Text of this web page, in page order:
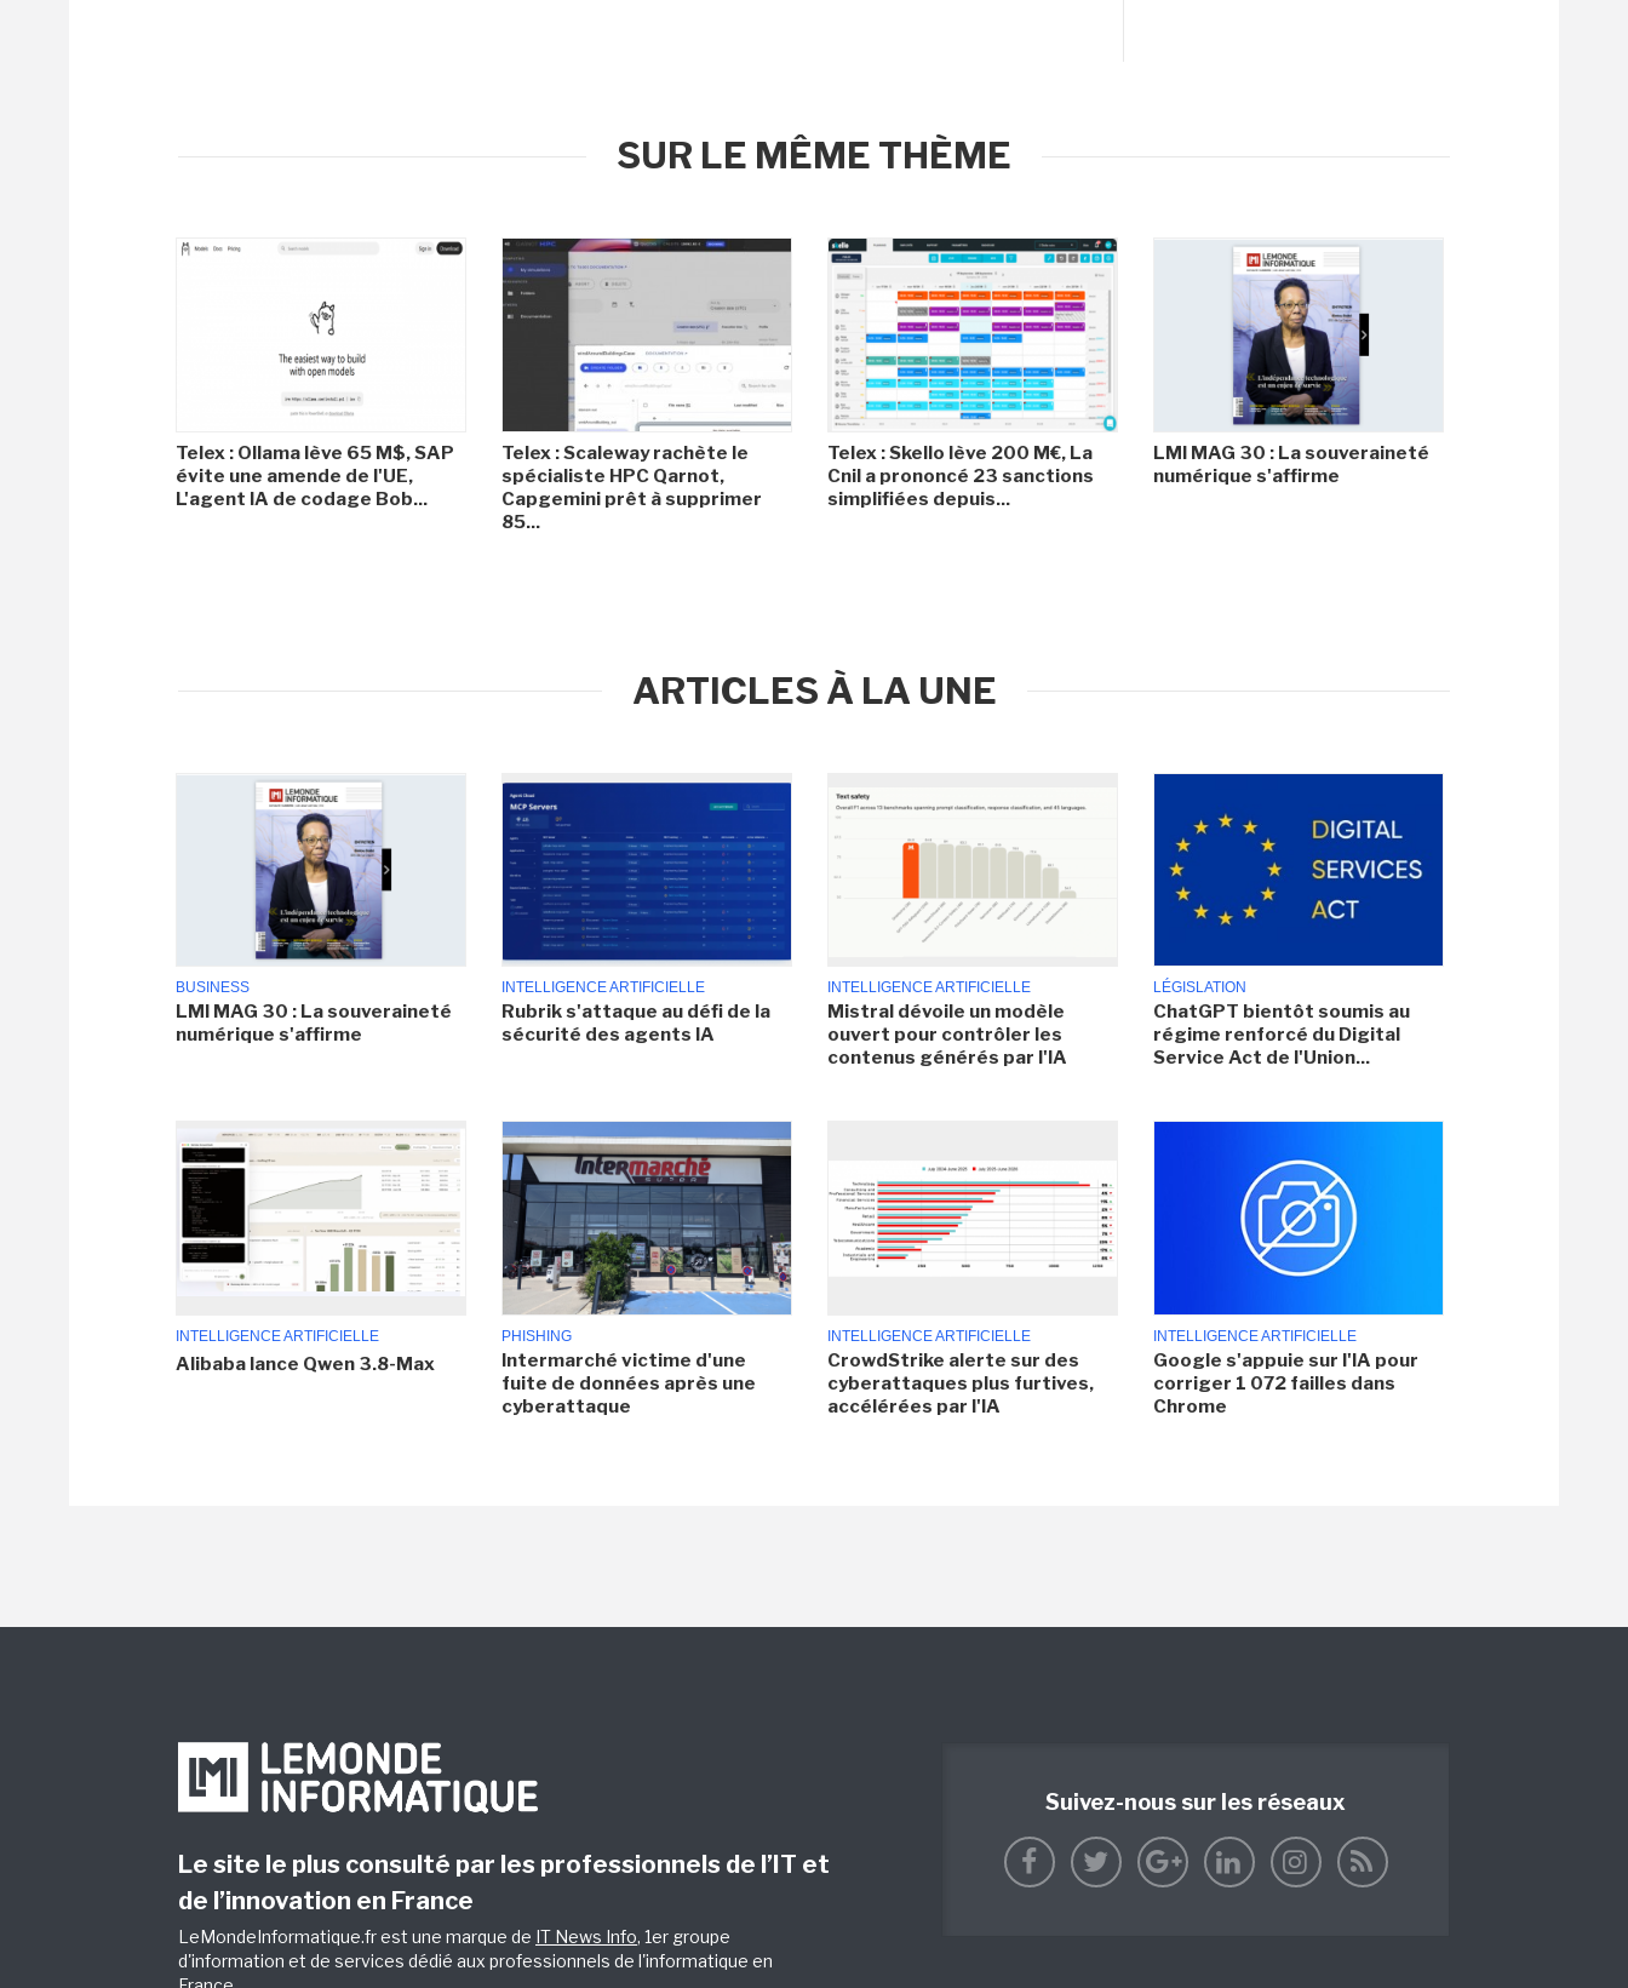
SUR LE MÊME THÈME
Telex : Ollama lève 65 M$, SAP
évite une amende de l'UE,
L'agent IA de codage Bob...
Telex : Scaleway rachète le
spécialiste HPC Qarnot,
Capgemini prêt à supprimer
85...
Telex : Skello lève 200 M€, La
Cnil a prononcé 23 sanctions
simplifiées depuis...
LMI MAG 30 : La souveraineté
numérique s'affirme
ARTICLES À LA UNE
BUSINESS
LMI MAG 30 : La souveraineté
numérique s'affirme
INTELLIGENCE ARTIFICIELLE
Rubrik s'attaque au défi de la
sécurité des agents IA
INTELLIGENCE ARTIFICIELLE
Mistral dévoile un modèle
ouvert pour contrôler les
contenus générés par l'IA
LÉGISLATION
ChatGPT bientôt soumis au
régime renforcé du Digital
Service Act de l'Union...
INTELLIGENCE ARTIFICIELLE
Alibaba lance Qwen 3.8-Max
PHISHING
Intermarché victime d'une
fuite de données après une
cyberattaque
INTELLIGENCE ARTIFICIELLE
CrowdStrike alerte sur des
cyberattaques plus furtives,
accélérées par l'IA
INTELLIGENCE ARTIFICIELLE
Google s'appuie sur l'IA pour
corriger 1 072 failles dans
Chrome
Le site le plus consulté par les professionnels de l’IT et
de l’innovation en France
LeMondeInformatique.fr est une marque de IT News Info, 1er groupe
d'information et de services dédié aux professionnels de l'informatique en
Suivez-nous sur les réseaux